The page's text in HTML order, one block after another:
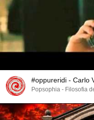
#oppureridi - Carlo
Popsophia - Filosofia